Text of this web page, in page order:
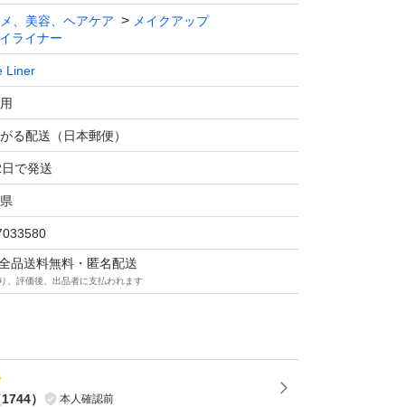
、美容、ヘアケア
メイクアップ
ライナー
Liner
る配送（日本郵便）
で発送
品送料無料・匿名配送
、評価後、出品者に支払われます
1744） 本人確認前